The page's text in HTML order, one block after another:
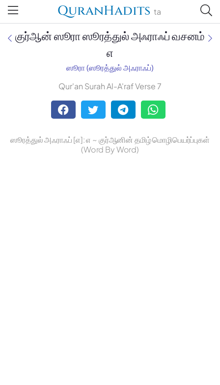
QuranHadits ta
Jan Trust Foundation
Mufti Omar Sheriff Qasimi,
குர்ஆன் ஸூரா ஸூரத்துல் அஃராஃப் வசனம்
௭
ஸூரா (ஸூரத்துல் அஃராஃப்)
Qur'an Surah Al-A'raf Verse 7
ஸூரத்துல் அஃராஃப் [௭]: ௭ ~ குர்ஆனின் தமிழ் மொழிபெயர்ப்புகள்
(Word By Word)